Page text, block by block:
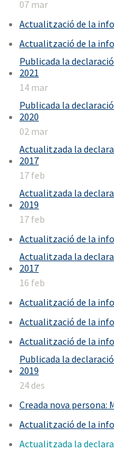
07 mar
Actualització de la
Actualització de la
Publicada la
2021
14 mar
Publicada la
2020
02 mar
Actualitzada la
2017
17 feb
Actualitzada la
2019
17 feb
Actualització de la
Actualitzada la
2017
16 feb
Actualització de la
Actualització de la
Actualització de la
Publicada la
2019
24 des
Creada nova
Actualització de la
Actualitzada la